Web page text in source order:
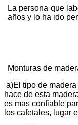
La persona que
años y lo ha ido
Monturas de
a)El tipo de
hace de esta
es mas confiable
los cafetales, lugar